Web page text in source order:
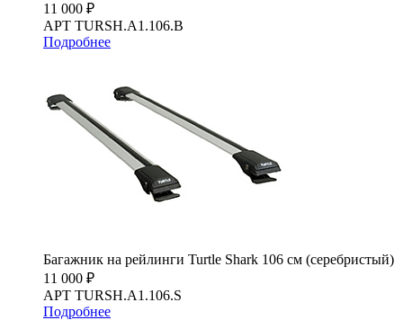
11 000 ₽
АРТ TURSH.A1.106.B
Подробнее
Багажник на рейлинги Turtle Shark 106 см (серебристый)
11 000 ₽
АРТ TURSH.A1.106.S
Подробнее